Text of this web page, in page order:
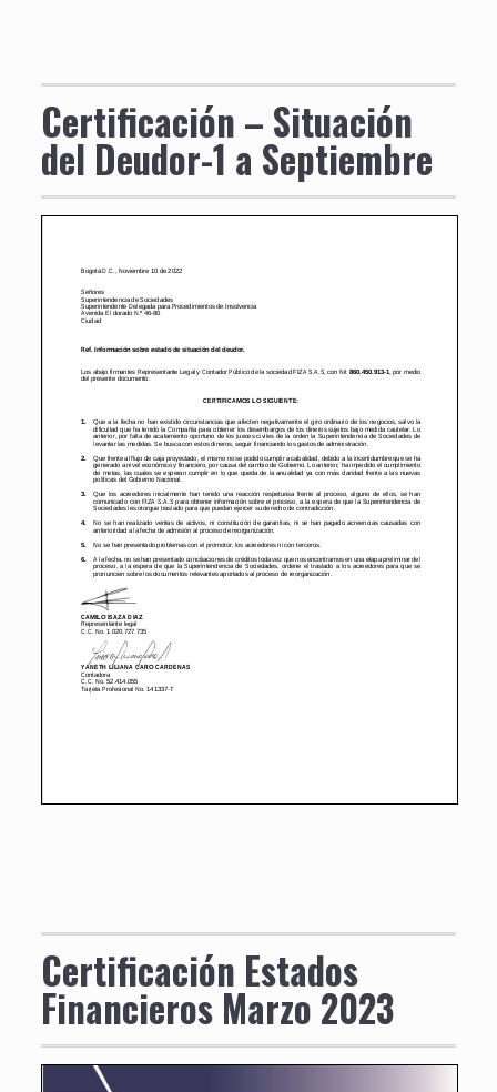
Certificación – Situación
del Deudor-1 a Septiembre
Certificación Estados
Financieros Marzo 2023